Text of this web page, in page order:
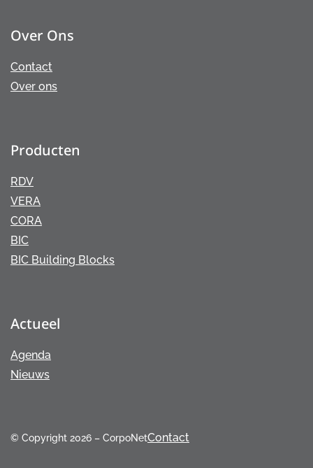
Over Ons
Contact
Over ons
Producten
RDV
VERA
CORA
BIC
BIC Building Blocks
Actueel
Agenda
Nieuws
© Copyright 2026 – CorpoNetContact